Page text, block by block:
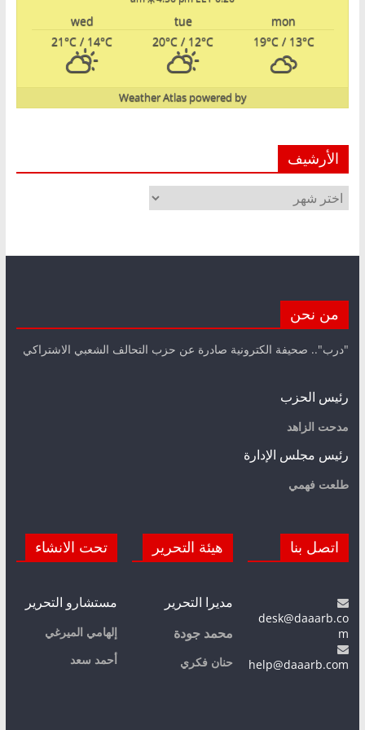
mon
tue
wed
19°C/ 13°C
20°C / 12°C
21°C / 14°C
powered by
Weather Atlas
الأرشيف
الأرشيف
من نحن
"درب".. صحيفة الكترونية صادرة عن حزب التحالف الشعبي الاشتراكي
رئيس الحزب
مدحت الزاهد
رئيس مجلس الإدارة
طلعت فهمي
اتصل بنا
desk@daaarb.co
m
help@daaarb.com
هيئة التحرير
مديرا التحرير
محمد جودة
حنان فكري
تحت الانشاء
مستشارو التحرير
إلهامي الميرغي
أحمد سعد